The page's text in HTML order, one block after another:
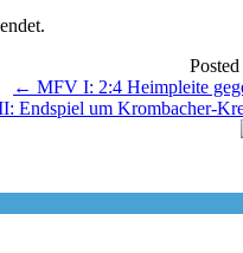
← MFV I: 2:4 Heimpleite
Endspiel um Krombacher-